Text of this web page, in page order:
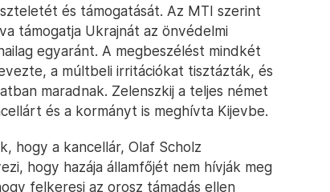
és támogatását. Az MTI szerint
támogatja Ukrajnát az önvédelmi
egyaránt. A megbeszélést mindkét
a múltbeli irritációkat tisztázták, és
maradnak. Zelenszkij a teljes német
és a kormányt is meghívta Kijevbe.
hogy a kancellár, Olaf Scholz
hogy hazája államfőjét nem hívják meg
felkeresi az orosz támadás ellen